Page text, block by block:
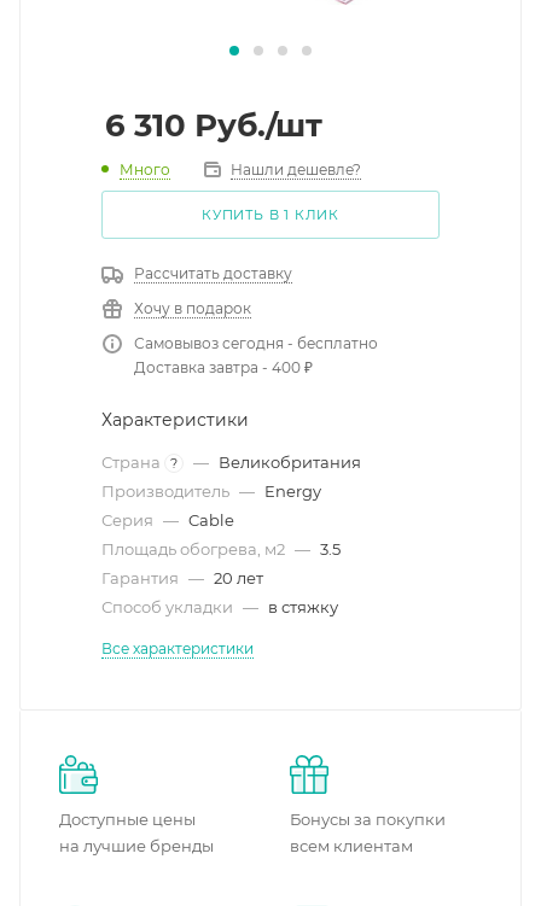
6 310 Руб./шт
Много Нашли дешевле?
КУПИТЬ В 1 КЛИК
Рассчитать доставку
Хочу в подарок
Самовывоз сегодня - бесплатно
Доставка завтра - 400 ₽
Характеристики
Страна ? — Великобритания
Производитель — Energy
Серия — Cable
Площадь обогрева, м2 — 3.5
Гарантия — 20 лет
Способ укладки — в стяжку
Все характеристики
Доступные цены
на лучшие бренды
Бонусы за покупки
всем клиентам